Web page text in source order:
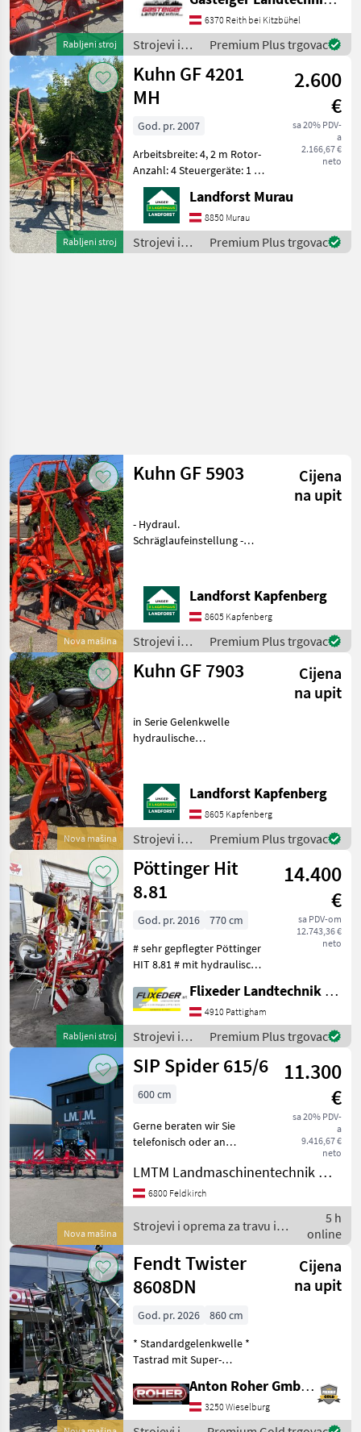
Rabljeni stroj
ein KUHN Kreiselheuer GF
7903 in sehr gutem
Zustand. Ausstattun
6370 Reith bei Kitzbühel
Strojevi i
oprema za
travu i
baliranje /
Kuhn
Premium Plus trgovac
Rabljeni stroj
Kuhn GF 4201
MH
2.600
€
sa 20% PDV-
a
2.166,67 €
neto
God. pr. 2007
Arbeitsbreite: 4, 2 m Rotor-
Anzahl: 4 Steuergeräte: 1 x
ew Eigengewicht: 452 kg
Anzahl Zinkenarme/Kreisel:
Wartezeiten oder
Wegstrecken zu ersp
Landforst Murau
8850 Murau
Strojevi i
oprema za
Premium Plus trgovac
Nova mašina
Kuhn GF 5903
Cijena
na upit
- Hydraul.
Schräglaufeinstellung -
Gelenkwelle - Wickelschutz
- Beleuchtung Um Ihnen
unnötige Wartezeiten oder
Wegstr
Landforst Kapfenberg
8605 Kapfenberg
Strojevi i
oprema za
travu i
Premium Plus trgovac
Nova mašina
Kuhn GF 7903
Cijena
na upit
in Serie Gelenkwelle
hydraulische
3-Punkt Anbau mit
Schwenkbock Um Ihnen
unnötige Wartezeiten oder
Wegstrecken
Landforst Kapfenberg
8605 Kapfenberg
Strojevi i
oprema za
travu i
baliranje /
Kuhn
Premium Plus trgovac
Rabljeni stroj
Pöttinger Hit
8.81
14.400
€
sa PDV-om
12.743,36 €
neto
God. pr. 2016
770 cm
# sehr gepflegter Pöttinger
HIT 8.81 # mit hydraulischer
Multitast # mit
Dämpfungsstreben # mit
Warntafeln und
Beleuchtung Podešavanj
Flixeder Landtechnik GmbH
4910 Pattigham
Strojevi i
oprema za
travu i
Pöttinger
Premium Plus trgovac
Nova mašina
SIP Spider 615/6
11.300
€
sa 20% PDV-
a
9.416,67 €
neto
600 cm
Gerne beraten wir Sie
telefonisch oder an
Feldkirch/Österreich. An
unserem Standort können
wir Ihnen den Kreiselheuer
ausführlich vorstellen und
LMTM Landmaschinentechnik Müller
6800 Feldkirch
Strojevi i oprema za travu i
baliranje / SIP
5 h
online
Fendt Twister
8608DN
Cijena
na upit
God. pr. 2026
860 cm
* Standardgelenkwelle *
Tastrad mit Super-
Randstreueinrichtung *
LED-Beleuchtung
Podešavanje visine:
Anton Roher GmbH (ACA Center Roher)
3250 Wieselburg